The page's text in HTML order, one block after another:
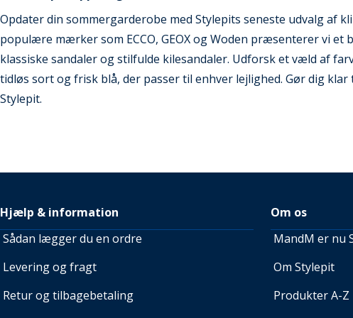
Opdater din sommergarderobe med Stylepits seneste udvalg af
populære mærker som ECCO, GEOX og Woden præsenterer vi et
klassiske sandaler og stilfulde kilesandaler. Udforsk et væld af
tidløs sort og frisk blå, der passer til enhver lejlighed. Gør dig
Stylepit.
Hjælp & information
Sådan lægger du en ordre
Levering og fragt
Retur og tilbagebetaling
Om os
MandM er nu
Om Stylepit
Produkter A-Z